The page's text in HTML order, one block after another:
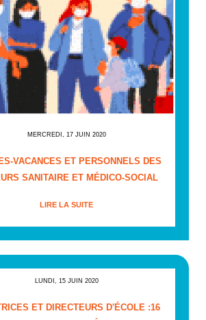
MERCREDI, 17 JUIN 2020
VACANCES ET PERSONNELS DES
SANITAIRE ET MÉDICO-SOCIAL
LIRE LA SUITE
LUNDI, 15 JUIN 2020
ET DIRECTEURS D'ÉCOLE :16